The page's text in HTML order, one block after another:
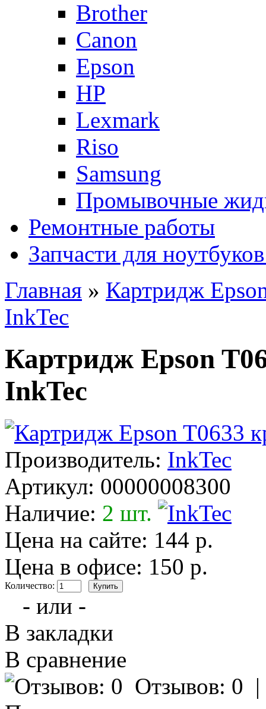
Brother
Canon
Epson
HP
Lexmark
Riso
Samsung
Промывочные
Ремонтные работы
Запчасти для
Главная » Картридж
InkTec
Картридж Epson
InkTec
Производитель: InkTec
Артикул: 00000008300
Наличие: 2 шт.
Цена на сайте: 144 р.
Цена в офисе: 150 р.
Количество:
- или -
В закладки
В сравнение
Отзывов: 0